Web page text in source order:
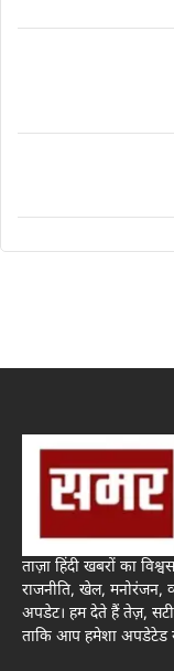
ताज़ा हिंदी खबरों का
राजनीति, खेल, मनोरंजन,
अपडेट। हम देते हैं तेज़,
ताकि आप हमेशा अपडेटेड